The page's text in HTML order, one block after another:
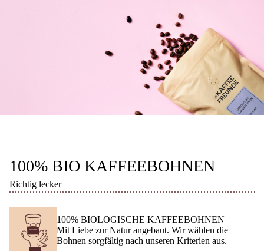
100% BIO KAFFEEBOHNEN
Richtig lecker
100% BIOLOGISCHE KAFFEEBOHNEN
Mit Liebe zur Natur angebaut. Wir wählen die
Bohnen sorgfältig nach unseren Kriterien aus.